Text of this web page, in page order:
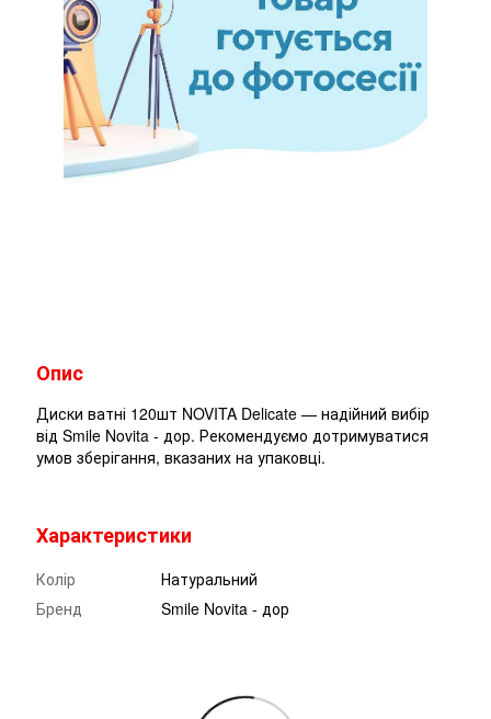
Опис
Диски ватні 120шт NOVITA Delicate — надійний вибір
від Smile Novita - дор. Рекомендуємо дотримуватися
умов зберігання, вказаних на упаковці.
Характеристики
Колір
Натуральний
Бренд
Smile Novita - дор